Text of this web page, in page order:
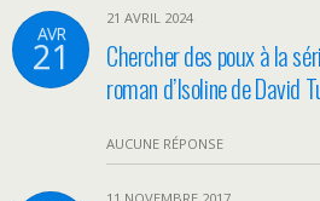
AVR
21
21 AVRIL 2024
Chercher des poux à la
roman d’Isoline de David
AUCUNE RÉPONSE